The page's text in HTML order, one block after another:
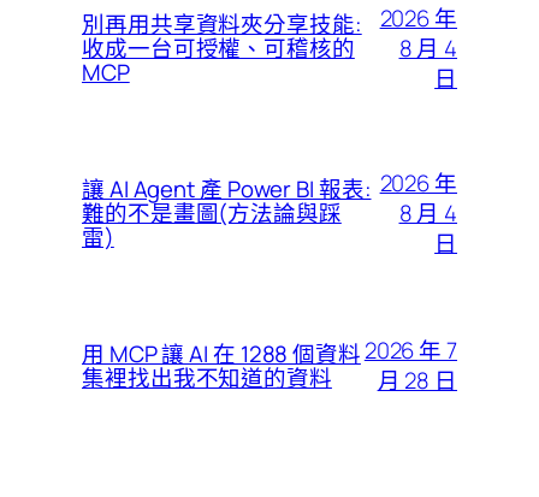
別再用共享資料夾分享技能:
收成一台可授權、可稽核的
MCP
2026 年
8 月 4
日
讓 AI Agent 產 Power BI 報表:
難的不是畫圖(方法論與踩
雷)
2026 年
8 月 4
日
用 MCP 讓 AI 在 1288 個資料
集裡找出我不知道的資料
2026 年 7
月 28 日